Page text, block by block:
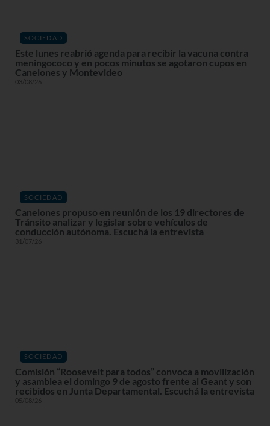
SOCIEDAD
Este lunes reabrió agenda para recibir la vacuna contra
meningococo y en pocos minutos se agotaron cupos en
Canelones y Montevideo
03/08/26
SOCIEDAD
Canelones propuso en reunión de los 19 directores de
Tránsito analizar y legislar sobre vehículos de
conducción autónoma. Escuchá la entrevista
31/07/26
SOCIEDAD
Comisión “Roosevelt para todos” convoca a movilización
y asamblea el domingo 9 de agosto frente al Geant y son
recibidos en Junta Departamental. Escuchá la entrevista
05/08/26